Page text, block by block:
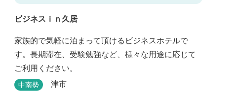
ビジネスｉｎ久居
家族的で気軽に泊まって頂けるビジネスホテルで
す。長期滞在、受験勉強など、様々な用途に応じて
ご利用ください。
中南勢 津市